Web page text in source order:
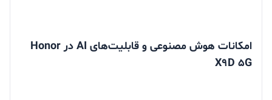
امکانات هوش مصنوعی و قابلیت‌های AI در Honor
X9D 5G